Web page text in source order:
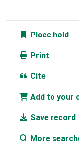
Place hold
Print
Cite
Add to your
Save record
More